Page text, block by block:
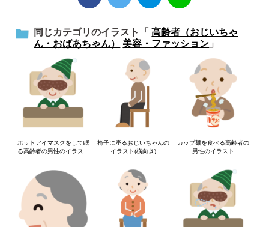
同じカテゴリのイラスト「 高齢者（おじいちゃ
ん・おばあちゃん） 美容・ファッション」
ホットアイマスクをして眠
る高齢者の男性のイラスト
椅子に座るおじいちゃんの
イラスト(横向き)
カップ麺を食べる高齢者の
男性のイラスト